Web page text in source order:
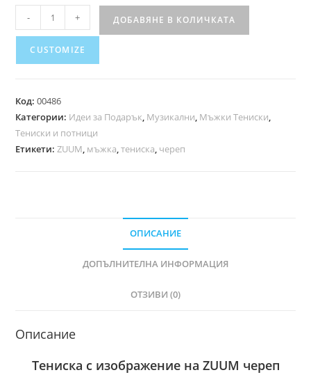
- + ДОБАВЯНЕ В КОЛИЧКАТА
CUSTOMIZE
Код:00486
Категории: Идеи за Подарък, Музикални, Мъжки Тениски,
Тениски и потници
Етикети:ZUUM, мъжка,тениска, череп
ОПИСАНИЕ
ДОПЪЛНИТЕЛНА ИНФОРМАЦИЯ
ОТЗИВИ (0)
Описание
Тениска с изображение на ZUUM череп